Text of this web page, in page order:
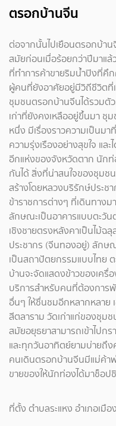
ตรอกบ้านจีน
ต่อจากนั้นไปเยือนตรอกบ้า
สมัยก่อนเมื่อร้อยกว่าปีมาแล้
ที่ทำการค้าขายริมน้ำปิงที่
ผู้คนที่ยังอาศัยอยู่มีวิถีชีวิตที่
ชุมชนตรอกบ้านจีนได้รวมตั
เก่าที่ยังคงเหลืออยู่ขึ้นมา ชุ
หนึ่ง มีเรื่องราวความเป็นมา
ความรุ่งเรืองอย่างสุขใจ แล
อีกแห่งของจังหวัดตาก นักท่
กันได้ สิ่งที่น่าสนใจของชุมช
สร้างโดยหลวงบริรักษ์ประช
ข้าราชการต่างๆ ที่เดินทาง
ลักษณะเป็นอาคารแบบตะวั
เชิงชายตรงหลังคาเป็นไม้
ประชากร (จีนทองอยู่) ลักษ
เป็นสถาปัตยกรรมแบบไทย
บ้านจะจัดแสดงข้าวของเครื่
บริการสำหรับคนที่ต้องกา
อื่นๆ ให้ชื่นชมอีกหลากหลาย
สีตลาราม วัดเก่าแก่ของชุม
สมัยอยุธยาสามารถเข้าไป
และทุกวันอาทิตย์ยามบ่ายถึ
คนเดินตรอกบ้านจีนมีแม่ค้า
ขายของให้นักท่องได้มาช็อ
ที่ตั้ง ตำบลระแหง อำเภอเมื